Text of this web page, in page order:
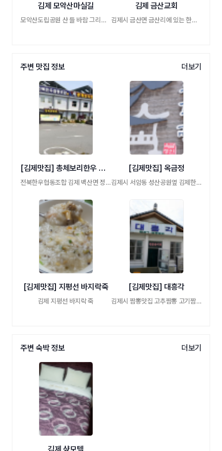
김제 모악산마실길
모악산도립공원 산 들 바람 그리고 길
김제 금산교회
김제시 금산면 금산리에 있는 한말 교회
주변 맛집 정보 더보기
[김제맛집] 총체보리한우 정육식당
전북한우협동조합 김제 백산면 정육식당
[김제맛집] 옥금정
김제시 서암동 성산공원옆 김제한정식맛집
[김제맛집] 지평선 바지락죽
김제 지평선 바지락 죽
[김제맛집] 대흥각
김제시 짬뽕맛집 고추짬뽕 고기짬뽕
주변 숙박 정보 더보기